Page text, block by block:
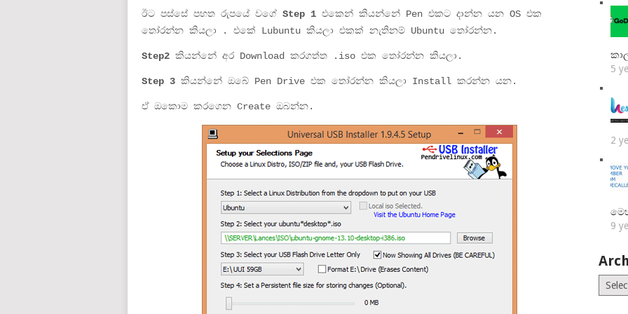
ඊට පස්සේ පහත රුපයේ වගේ Step 1 එකෙන් කියන්නේ Pen එකට දාන්න යන OS එක
තෝරන්න කියලා . එකේ Lubuntu කියලා එකක් නැතිනම් Ubuntu තෝරන්න.
Step2 කියන්නේ අර Download කරගත්ත .iso එක තෝරන්න කියලා.
Step 3 කියන්නේ ඔබේ Pen Drive එක තෝරන්න කියලා Install කරන්න යන.
ඒ ඔකොම කරගෙන Create ඔබන්න.
5
2
9